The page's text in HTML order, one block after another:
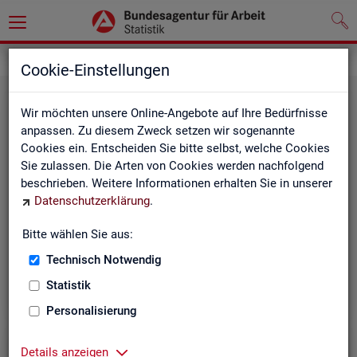
Cookie-Einstellungen
Wir möchten unsere Online-Angebote auf Ihre Bedürfnisse
anpassen. Zu diesem Zweck setzen wir sogenannte
Cookies ein. Entscheiden Sie bitte selbst, welche Cookies
Sie zulassen. Die Arten von Cookies werden nachfolgend
beschrieben. Weitere Informationen erhalten Sie in unserer
Datenschutzerklärung.
Bitte wählen Sie aus:
Technisch Notwendig
Statistik
Personalisierung
Details anzeigen
Me­tho­di­sche Hin­wei­se
Hintergrundinformationen und methodische Hinweise
zu den Fachstatistiken und weiteren Themen, z. B. zur